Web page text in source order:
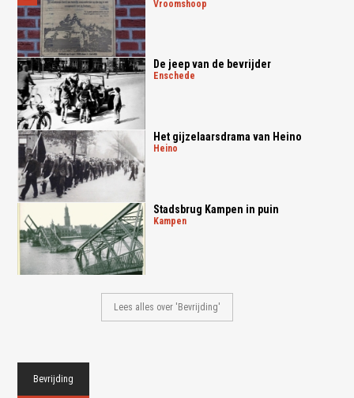
vroomshoop
De jeep van de bevrijder
enschede
Het gijzelaarsdrama van Heino
heino
Stadsbrug Kampen in puin
kampen
Lees alles over 'Bevrijding'
Bevrijding